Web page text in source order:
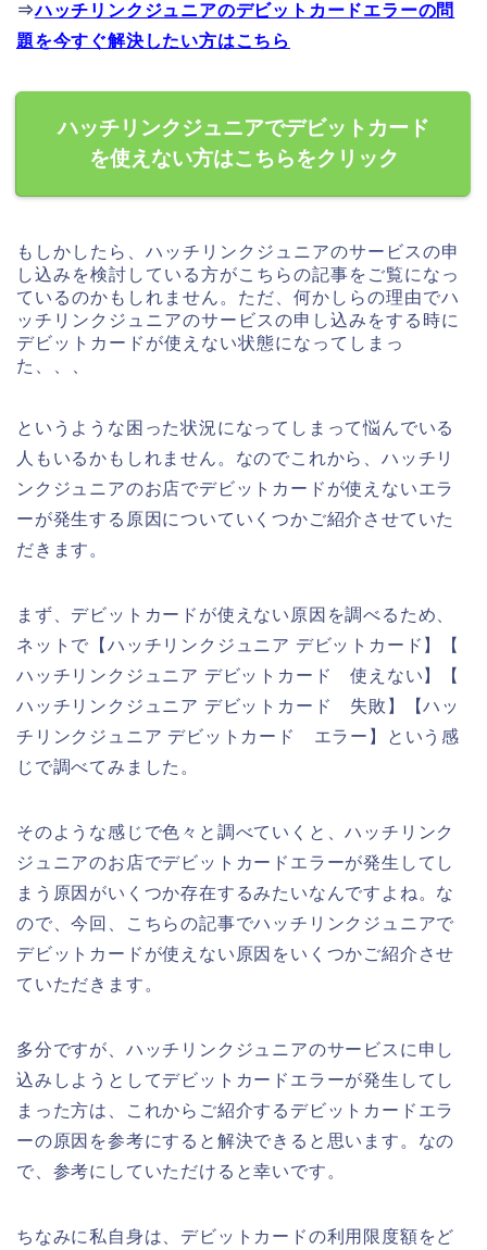
⇒ハッチリンクジュニアのデビットカードエラーの問
題を今すぐ解決したい方はこちら
ハッチリンクジュニアでデビットカード
を使えない方はこちらをクリック
もしかしたら、ハッチリンクジュニアのサービスの申
し込みを検討している方がこちらの記事をご覧になっ
ているのかもしれません。ただ、何かしらの理由でハ
ッチリンクジュニアのサービスの申し込みをする時に
デビットカードが使えない状態になってしまっ
た、、、
というような困った状況になってしまって悩んでいる
人もいるかもしれません。なのでこれから、ハッチリ
ンクジュニアのお店でデビットカードが使えないエラ
ーが発生する原因についていくつかご紹介させていた
だきます。
まず、デビットカードが使えない原因を調べるため、
ネットで【ハッチリンクジュニア デビットカード】【
ハッチリンクジュニア デビットカード 使えない】【
ハッチリンクジュニア デビットカード 失敗】【ハッ
チリンクジュニア デビットカード エラー】という感
じで調べてみました。
そのような感じで色々と調べていくと、ハッチリンク
ジュニアのお店でデビットカードエラーが発生してし
まう原因がいくつか存在するみたいなんですよね。な
ので、今回、こちらの記事でハッチリンクジュニアで
デビットカードが使えない原因をいくつかご紹介させ
ていただきます。
多分ですが、ハッチリンクジュニアのサービスに申し
込みしようとしてデビットカードエラーが発生してし
まった方は、これからご紹介するデビットカードエラ
ーの原因を参考にすると解決できると思います。なの
で、参考にしていただけると幸いです。
ちなみに私自身は、デビットカードの利用限度額をど